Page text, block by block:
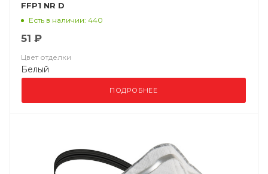
FFP1 NR D
Есть в наличии: 440
51 ₽
Цвет отделки
Белый
ПОДРОБНЕЕ